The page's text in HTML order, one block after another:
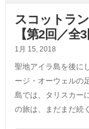
スコットラ
【第2回／全3
1月 15, 2018
聖地アイラ島を後に
ージ・オーウェルの
島では、タリスカー
の旅は、まだまだ続く